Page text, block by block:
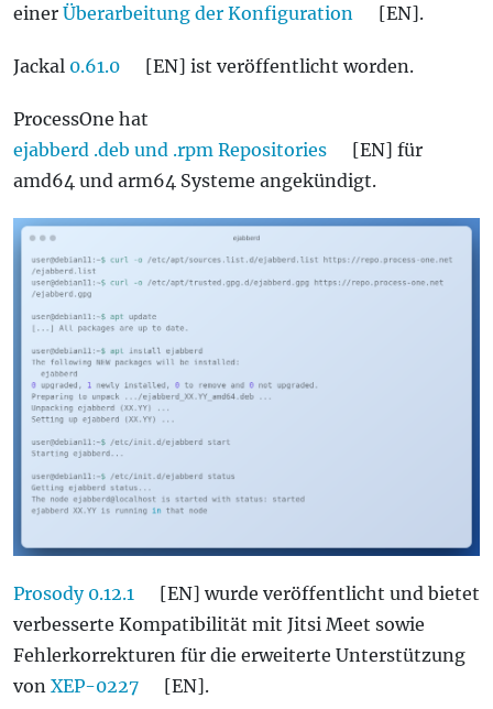
einer Überarbeitung der Konfiguration [EN].
Jackal 0.61.0 [EN] ist veröffentlicht worden.
ProcessOne hat
ejabberd .deb und .rpm Repositories
[EN] für
amd64 und arm64 Systeme angekündigt.
Prosody 0.12.1
[EN] wurde veröffentlicht und bietet
verbesserte Kompatibilität mit Jitsi Meet sowie
Fehlerkorrekturen für die erweiterte Unterstützung
von XEP-0227 [EN].